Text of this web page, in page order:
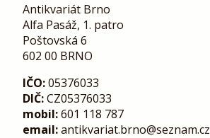
Antikvariát Brno
Alfa Pasáž, 1. patro
Poštovská 6
602 00 BRNO
IČO:05376033
DIČ:CZ05376033
mobil:601 118 787
email:antikvariat.brno@seznam.cz